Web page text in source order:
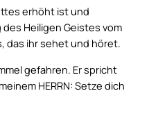
erhöht ist und
Heiligen Geistes vom
das ihr sehet und höret.
gefahren. Er spricht
HERRN: Setze dich